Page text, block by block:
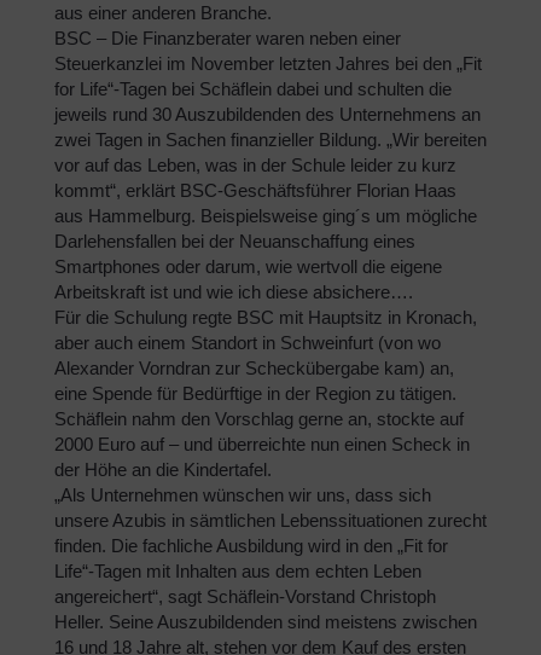
aus einer anderen Branche.
BSC – Die Finanzberater waren neben einer
Steuerkanzlei im November letzten Jahres bei den „Fit
for Life“-Tagen bei Schäflein dabei und schulten die
jeweils rund 30 Auszubildenden des Unternehmens an
zwei Tagen in Sachen finanzieller Bildung. „Wir bereiten
vor auf das Leben, was in der Schule leider zu kurz
kommt“, erklärt BSC-Geschäftsführer Florian Haas
aus Hammelburg. Beispielsweise ging´s um mögliche
Darlehensfallen bei der Neuanschaffung eines
Smartphones oder darum, wie wertvoll die eigene
Arbeitskraft ist und wie ich diese absichere….
Für die Schulung regte BSC mit Hauptsitz in Kronach,
aber auch einem Standort in Schweinfurt (von wo
Alexander Vorndran zur Scheckübergabe kam) an,
eine Spende für Bedürftige in der Region zu tätigen.
Schäflein nahm den Vorschlag gerne an, stockte auf
2000 Euro auf – und überreichte nun einen Scheck in
der Höhe an die Kindertafel.
„Als Unternehmen wünschen wir uns, dass sich
unsere Azubis in sämtlichen Lebenssituationen zurecht
finden. Die fachliche Ausbildung wird in den „Fit for
Life“-Tagen mit Inhalten aus dem echten Leben
angereichert“, sagt Schäflein-Vorstand Christoph
Heller. Seine Auszubildenden sind meistens zwischen
16 und 18 Jahre alt, stehen vor dem Kauf des ersten